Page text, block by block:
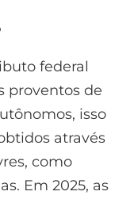
federal
proventos de
isso
através
como
Em 2025, as